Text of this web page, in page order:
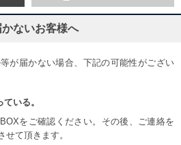
ないお客様へ
が届かない場合、下記の可能性がござい
いる。
をご確認ください。その後、ご連絡を
て頂きます。